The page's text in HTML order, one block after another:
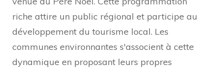
riche attire un public régional et participe au
développement du tourisme local. Les
communes environnantes s'associent à cette
dynamique en proposant leurs propres